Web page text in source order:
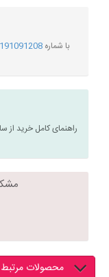
با شماره
راهنمای کامل خرید از
محصولات مرتبط